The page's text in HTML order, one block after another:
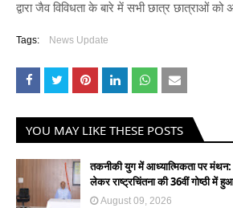
द्वारा जैव विविधता के बारे में सभी छात्र छात्राओं को
Tags: News Update
YOU MAY LIKE THESE POSTS
तकनीकी युग में आध्यात्मिकता पर
लेकर राष्ट्रचिंतना की 36वीं गोष्ठी में
August 09, 2026